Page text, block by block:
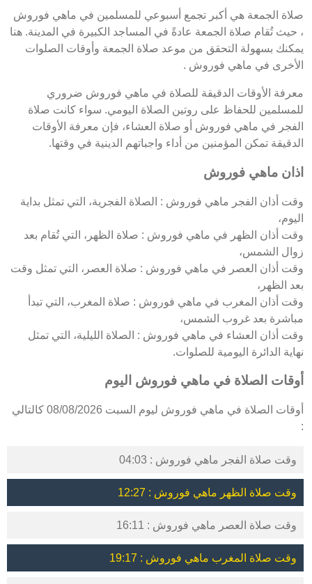
صلاة الجمعة هي أكبر تجمع أسبوعي للمسلمين في ماهي فوروش
، حيث تُقام صلاة الجمعة عادةً في المساجد الكبيرة في المدينة. هنا
يمكنك بسهولة التحقق من موعد صلاة الجمعة وأوقات الصلوات
الأخرى في ماهي فوروش .
معرفة الأوقات الدقيقة للصلاة في ماهي فوروش ضروري
للمسلمين للحفاظ على روتين الصلاة اليومي. سواء كانت صلاة
الفجر في ماهي فوروش أو صلاة العشاء، فإن معرفة الأوقات
الدقيقة تمكن المؤمنين من أداء واجباتهم الدينية في وقتها.
اذان ماهي فوروش
وقت أذان الفجر ماهي فوروش : الصلاة الفجرية، التي تمثل بداية
اليوم،
وقت أذان الظهر في ماهي فوروش : صلاة الظهر، التي تُقام بعد
زوال الشمس،
وقت أذان العصر في ماهي فوروش : صلاة العصر، التي تمثل وقت
بعد الظهر،
وقت أذان المغرب في ماهي فوروش : صلاة المغرب، التي تبدأ
مباشرة بعد غروب الشمس،
وقت أذان العشاء في ماهي فوروش : الصلاة الليلية، التي تمثل
نهاية الدائرة اليومية للصلوات.
أوقات الصلاة في ماهي فوروش اليوم
أوقات الصلاة في ماهي فوروش ليوم السبت 08/08/2026 كالتالي
:
وقت صلاة الفجر ماهي فوروش : 04:03
وقت صلاة الظهر ماهي فوروش : 12:27
وقت صلاة العصر ماهي فوروش : 16:11
وقت صلاة المغرب ماهي فوروش : 19:17